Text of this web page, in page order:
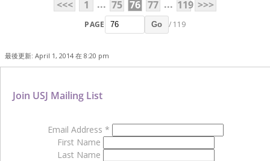
<<<
1 ... 75 76 77 ... 119 >>>
PAGE Go / 119
最後更新: April 1, 2014 在 8:20 pm
Join USJ Mailing List
Email Address *
First Name
Last Name